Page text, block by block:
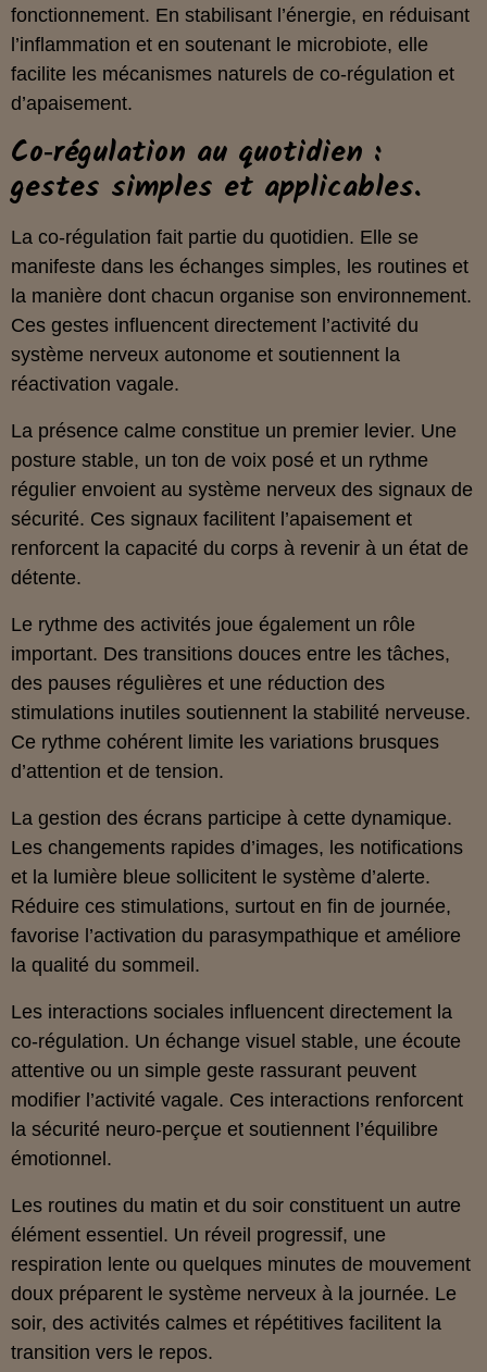
fonctionnement. En stabilisant l’énergie, en réduisant
l’inflammation et en soutenant le microbiote, elle
facilite les mécanismes naturels de co‑régulation et
d’apaisement.
Co‑régulation au quotidien :
gestes simples et applicables.
La co‑régulation fait partie du quotidien. Elle se
manifeste dans les échanges simples, les routines et
la manière dont chacun organise son environnement.
Ces gestes influencent directement l’activité du
système nerveux autonome et soutiennent la
réactivation vagale.
La présence calme constitue un premier levier. Une
posture stable, un ton de voix posé et un rythme
régulier envoient au système nerveux des signaux de
sécurité. Ces signaux facilitent l’apaisement et
renforcent la capacité du corps à revenir à un état de
détente.
Le rythme des activités joue également un rôle
important. Des transitions douces entre les tâches,
des pauses régulières et une réduction des
stimulations inutiles soutiennent la stabilité nerveuse.
Ce rythme cohérent limite les variations brusques
d’attention et de tension.
La gestion des écrans participe à cette dynamique.
Les changements rapides d’images, les notifications
et la lumière bleue sollicitent le système d’alerte.
Réduire ces stimulations, surtout en fin de journée,
favorise l’activation du parasympathique et améliore
la qualité du sommeil.
Les interactions sociales influencent directement la
co‑régulation. Un échange visuel stable, une écoute
attentive ou un simple geste rassurant peuvent
modifier l’activité vagale. Ces interactions renforcent
la sécurité neuro‑perçue et soutiennent l’équilibre
émotionnel.
Les routines du matin et du soir constituent un autre
élément essentiel. Un réveil progressif, une
respiration lente ou quelques minutes de mouvement
doux préparent le système nerveux à la journée. Le
soir, des activités calmes et répétitives facilitent la
transition vers le repos.